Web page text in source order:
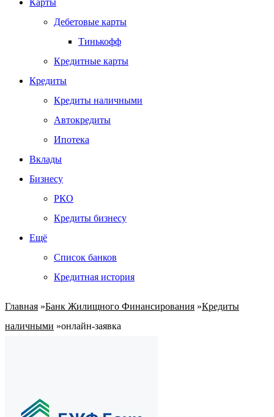
Карты
Дебетовые карты
Тинькофф
Кредитные карты
Кредиты
Кредиты наличными
Автокредиты
Ипотека
Вклады
Бизнесу
РКО
Кредиты бизнесу
Ещё
Список банков
Кредитная история
Главная »Банк Жилищного Финансирования »Кредиты
наличными »онлайн-заявка